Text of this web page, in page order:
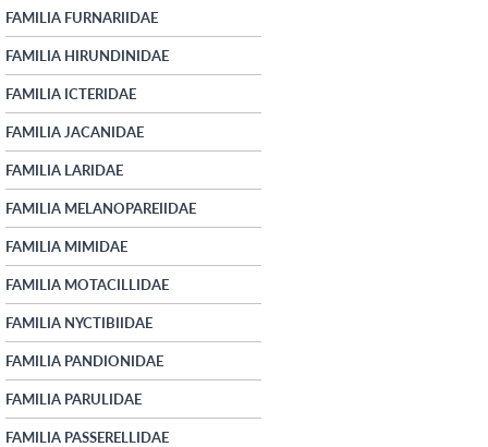
FAMILIA FURNARIIDAE
FAMILIA HIRUNDINIDAE
FAMILIA ICTERIDAE
FAMILIA JACANIDAE
FAMILIA LARIDAE
FAMILIA MELANOPAREIIDAE
FAMILIA MIMIDAE
FAMILIA MOTACILLIDAE
FAMILIA NYCTIBIIDAE
FAMILIA PANDIONIDAE
FAMILIA PARULIDAE
FAMILIA PASSERELLIDAE